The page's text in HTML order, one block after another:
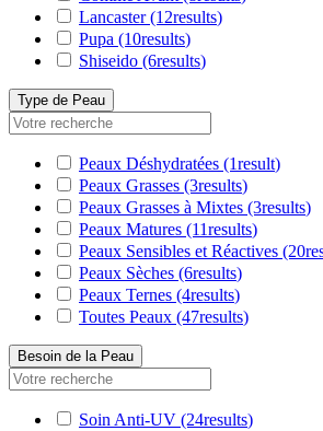
Lancaster(12results)
Pupa (10results)
Shiseido (6results)
Type de Peau
Peaux Déshydratées (1result)
Peaux Grasses (3results)
Peaux Grasses à Mixtes (3results)
Peaux Matures (11results)
Peaux Sensibles et Réactives (20
Peaux Sèches (6results)
Peaux Ternes (4results)
Toutes Peaux (47results)
Besoin de la Peau
Soin Anti-UV (24results)